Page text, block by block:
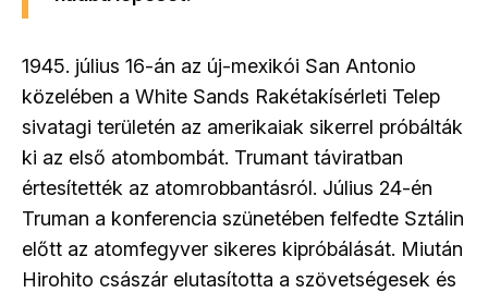
1945. július 16-án az új-mexikói San Antonio
közelében a White Sands Rakétakísérleti Telep
sivatagi területén az amerikaiak sikerrel próbálták
ki az első atombombát. Trumant táviratban
értesítették az atomrobbantásról. Július 24-én
Truman a konferencia szünetében felfedte Sztálin
előtt az atomfegyver sikeres kipróbálását. Miután
Hirohito császár elutasította a szövetségesek és